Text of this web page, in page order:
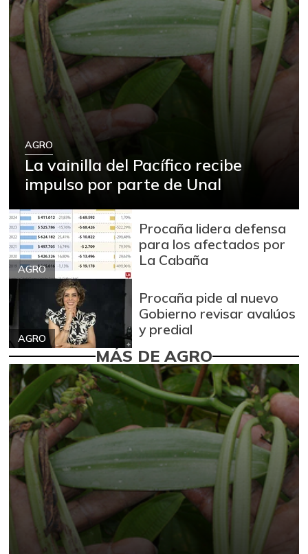
AGRO
La vainilla del Pacífico recibe
impulso por parte de Unal
AGRO
Procaña lidera defensa
para los afectados por
La Cabaña
AGRO
Procaña pide al nuevo
Gobierno revisar avalúos
y predial
MÁS DE AGRO